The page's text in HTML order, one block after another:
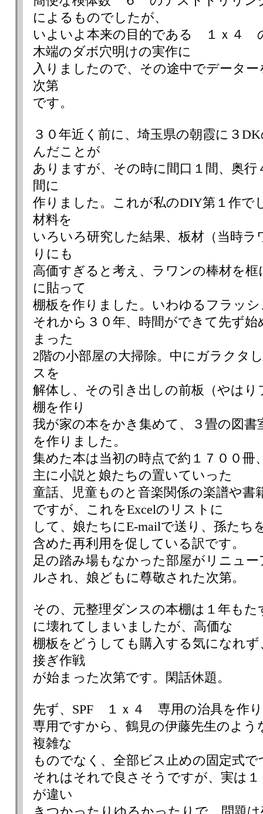
によるものでしたが、
いよいよ本来の目的である １ｘ４
木端のダボ穴明けの実作に
入りましたので、その途中でデータ
次第
です。
３０年近く前に、埼玉県の朝霞に３
んだことが
ありますが、その時に間口１間、奥
間に
作りました。これが私のDIY第１作で
材料を
いろいろ研究した結果、板材（当時
りにも
高価すぎると考え、ラワンの棒材を
に貼って
棚板を作りました。いわゆるフラッ
それから３０年、時間ができて先ず
まった
2階の小部屋の大掃除。中にガラクタ
スを
解体し、その引き出しの前板（やは
棚を作り
我が家の本をかき集めて、３畳の図書
を作りました。
集めた本は当初の時点で約１７００冊
主に小説と娘たちの置いていった
童話、児童ものと音楽関係の楽譜や書
ですが、これをExcelのリストに
して、娘たちにE-mailで送り、孫たち
含めた再利用を促している訳です。
足の踏み場もなかった部屋がリニュー
ルされ、娘どもに尊敬された次第。
その、元整理ダンスの本棚は１年もた
に壊れてしまいましたが、高価な
棚板をどうしても購入する気になれ
接ぎ作戦
が始まった次第です。閑話休題。
先ず、SPF １ｘ４ 専用の治具を作
専用ですから、鶴見の伊藤先生のよ
複雑な
ものでなく、全部ビス止めの固定式
それはそれで良さそうですが、実は
が違い